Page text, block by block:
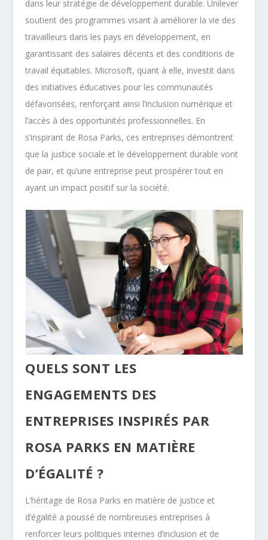
dans leur stratégie de développement durable. Unilever
soutient des programmes visant à améliorer la vie des
travailleurs dans les pays en développement, en
garantissant des salaires décents et des conditions de
travail équitables. Microsoft, quant à elle, investit dans
des initiatives éducatives pour les communautés
défavorisées, renforçant ainsi l’inclusion numérique et
l’accès à des opportunités professionnelles. En
s’inspirant de Rosa Parks, ces entreprises démontrent
que la justice sociale et le développement durable vont
de pair, et qu’une entreprise peut prospérer tout en
ayant un impact positif sur la société.
QUELS SONT LES
ENGAGEMENTS DES
ENTREPRISES INSPIRÉS PAR
ROSA PARKS EN MATIÈRE
D’ÉGALITÉ ?
L’héritage de Rosa Parks en matière de justice et
d’égalité a poussé de nombreuses entreprises à
renforcer leurs politiques internes d’inclusion et de